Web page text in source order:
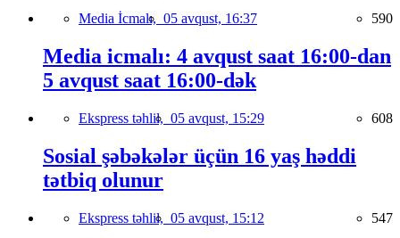
Media İcmalı, 05 avqust, 16:37 590
Media icmalı: 4 avqust saat 16:00-dan
5 avqust saat 16:00-dək
Ekspress təhlil, 05 avqust, 15:29 608
Sosial şəbəkələr üçün 16 yaş həddi
tətbiq olunur
Ekspress təhlil, 05 avqust, 15:12 547